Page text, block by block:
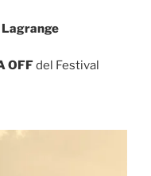
Lagrange
OFFdel Festival